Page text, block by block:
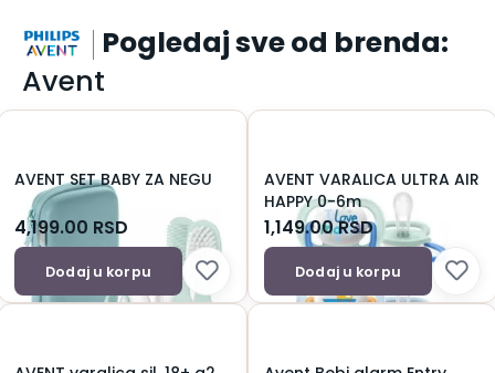
Pogledaj sve od brenda:
Avent
AVENT SET BABY ZA NEGU
4,199.00 RSD
Dodaj u korpu
AVENT VARALICA ULTRA AIR
HAPPY 0-6m
1,149.00RSD
Dodaj u korpu